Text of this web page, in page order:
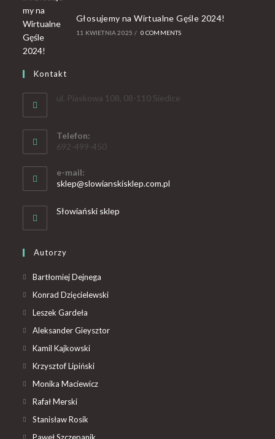
Głosujemy na Wirtualne Gęśle 2024!
11 KWIETNIA 2025 / 0 COMMENTS
Kontakt
ul. Piaskowa 108, 08-110 Siedlce
Telefon:
692-499-450
e-mail:
sklep@slowianskisklep.com.pl
Słowiański sklep
Autorzy
Bartłomiej Dejnega
Konrad Dzięcielewski
Leszek Gardeła
Aleksander Gieysztor
Kamil Kajkowski
Krzysztof Lipiński
Monika Maciewicz
Rafał Merski
Stanisław Rosik